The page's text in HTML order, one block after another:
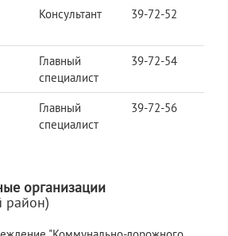
Консультант 39-72-52
Главный
специалист
39-72-54
Главный
специалист
39-72-56
организации
район)